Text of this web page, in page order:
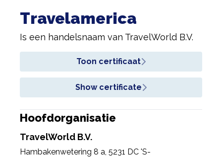
Travelamerica
Is een handelsnaam van TravelWorld B.V.
Toon certificaat
Show certificate
Hoofdorganisatie
TravelWorld B.V.
Hambakenwetering 8 a, 5231 DC 'S-